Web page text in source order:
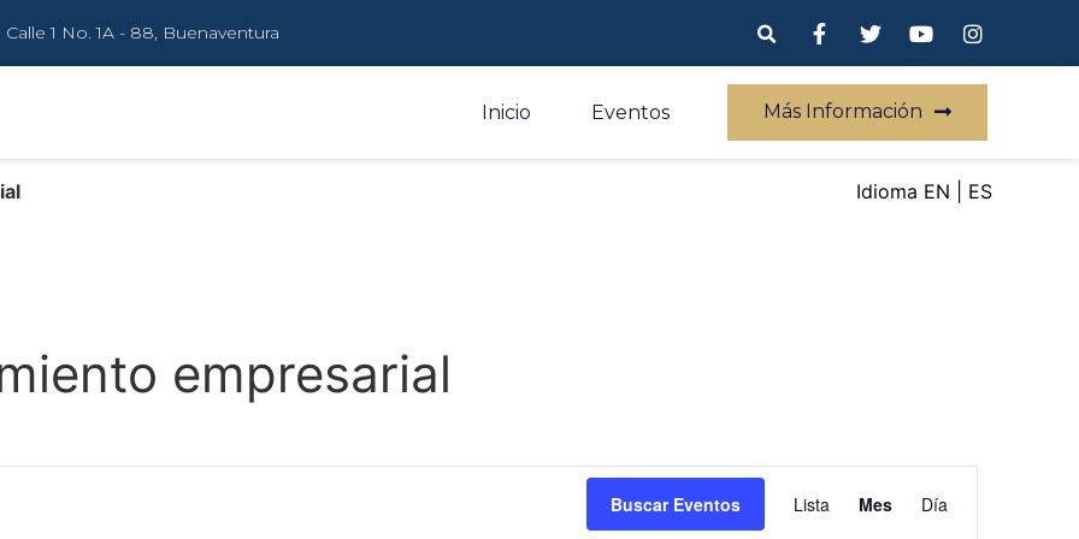
Calle 1 No. 1A - 88, Buenaventura
Inicio Eventos Más Información
EN ES
empresarial
Buscar Eventos
de
Lista Mes Día